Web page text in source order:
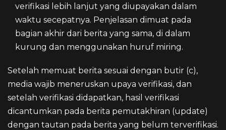
verifikasi lebih lanjut yang diupayakan dalam
waktu secepatnya. Penjelasan dimuat pada
bagian akhir dari berita yang sama, di dalam
kurung dan menggunakan huruf miring.
Setelah memuat berita sesuai dengan butir (c),
media wajib meneruskan upaya verifikasi, dan
setelah verifikasi didapatkan, hasil verifikasi
dicantumkan pada berita pemutakhiran (update)
dengan tautan pada berita yang belum terverifikasi.